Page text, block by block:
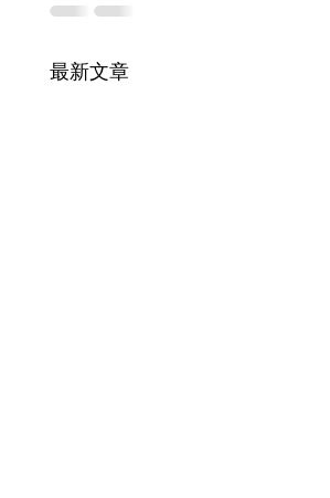
最新文章